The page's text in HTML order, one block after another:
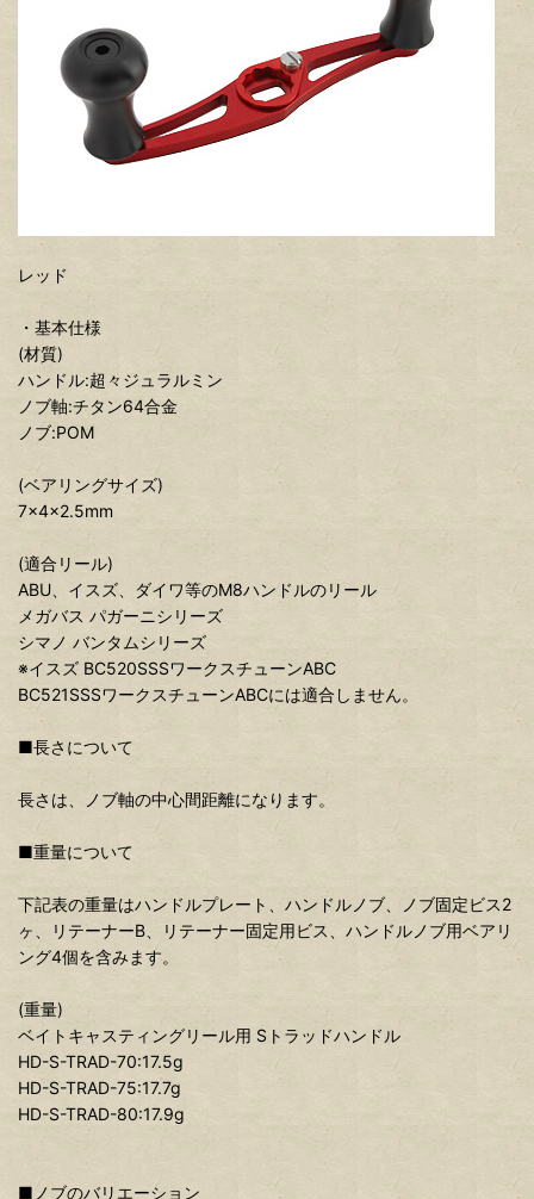
レッド
・基本仕様
(材質)
ハンドル:超々ジュラルミン
ノブ軸:チタン64合金
ノブ:POM
(ベアリングサイズ)
7x4x2.5mm
(適合リール)
ABU、イスズ、ダイワ等のM8ハンドルのリール
メガバス パガーニシリーズ
シマノ バンタムシリーズ
※イスズ BC520SSSワークスチューンABC
BC521SSSワークスチューンABCには適合しません。
■長さについて
長さは、ノブ軸の中心間距離になります。
■重量について
下記表の重量はハンドルプレート、ハンドルノブ、ノブ固定ビス2
ヶ、リテーナーB、リテーナー固定用ビス、ハンドルノブ用ベアリ
ング4個を含みます。
(重量)
ベイトキャスティングリール用 Sトラッドハンドル
HD-S-TRAD-70:17.5g
HD-S-TRAD-75:17.7g
HD-S-TRAD-80:17.9g
■ノブのバリエーション